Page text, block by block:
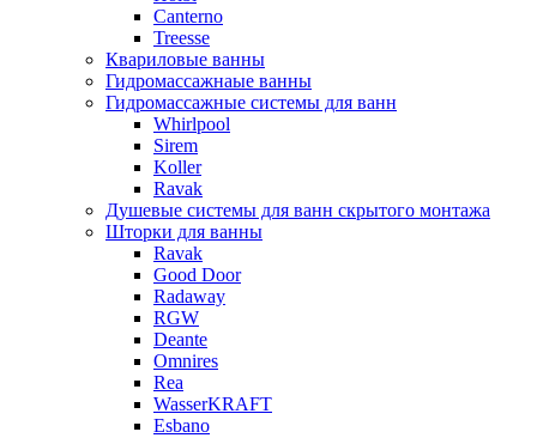
Canterno
Treesse
Квариловые ванны
Гидромассажнаые ванны
Гидромассажные системы для ванн
Whirlpool
Sirem
Koller
Ravak
Душевые системы для ванн скрытого монтажа
Шторки для ванны
Ravak
Good Door
Radaway
RGW
Deante
Omnires
Rea
WasserKRAFT
Esbano